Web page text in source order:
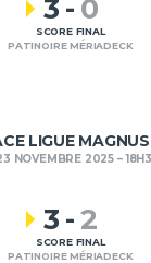
3 - 0
SCORE FINAL
PATINOIRE MÉRIADECK
LIGUE
NOVEMBRE 2025
3 -2
SCORE FINAL
PATINOIRE MÉRIADECK